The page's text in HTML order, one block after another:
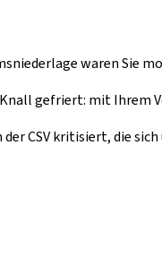
waren Sie
gefriert: mit Ihrem
CSV kritisiert, die